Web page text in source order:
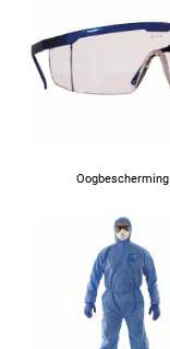
Oogbescherming